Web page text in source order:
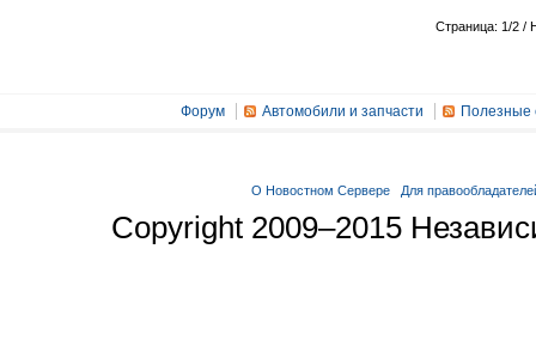
Страница: 1/2 /
Форум Автомобили и запчасти Полезные
О Новостном Сервере Для
Copyright 2009–2015